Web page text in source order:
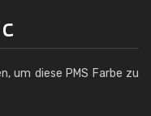
um diese PMS Farbe zu